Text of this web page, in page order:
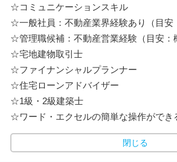
☆コミュニケーションスキル
☆一般社員：不動産業界経験あり（目安
☆管理職候補：不動産営業経験（目安：
☆宅地建物取引士
☆ファイナンシャルプランナー
☆住宅ローンアドバイザー
☆1級・2級建築士
☆ワード・エクセルの簡単な操作ができ
閉じる